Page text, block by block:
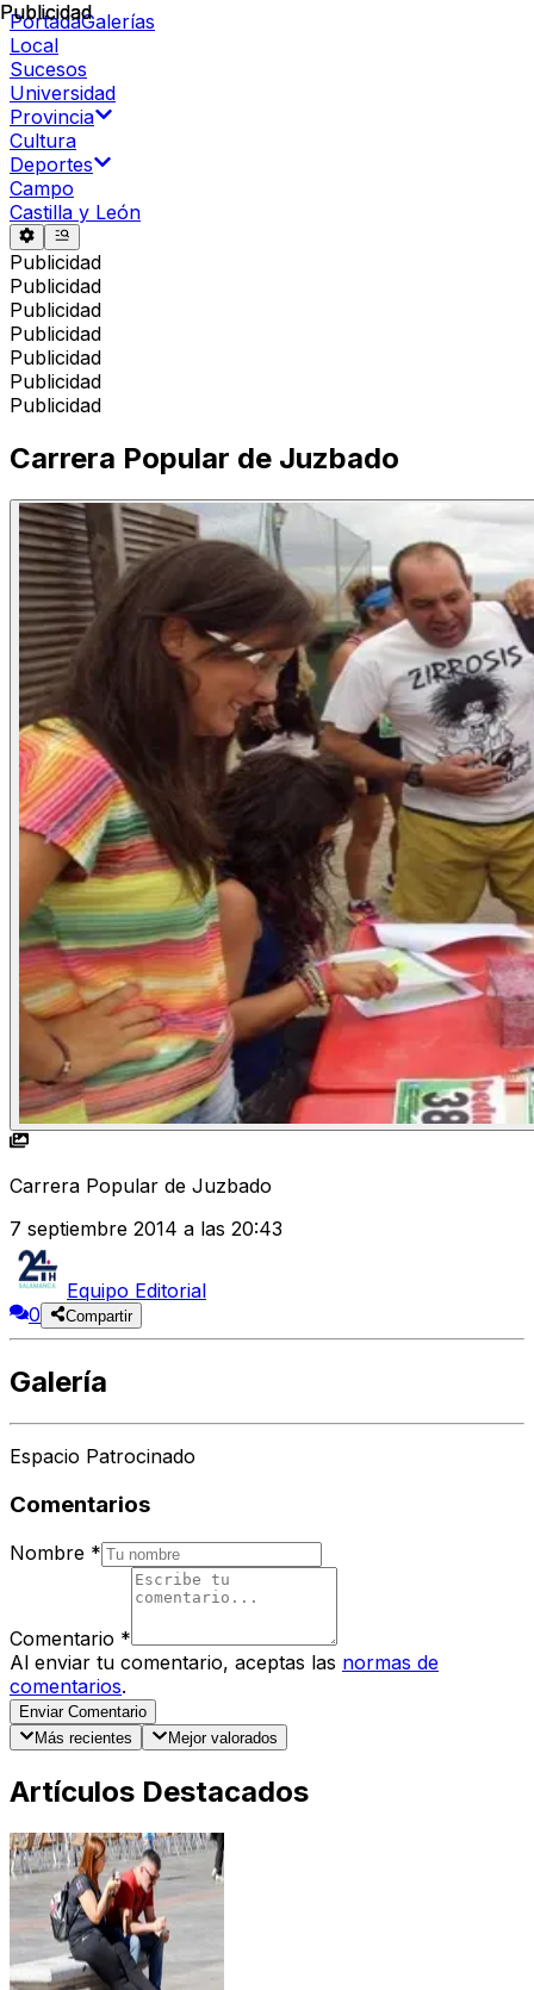
PortadaGalerías
Local
Sucesos
Universidad
Provincia
Cultura
Deportes
Campo
Castilla y León
Publicidad
Publicidad
Publicidad
Publicidad
Publicidad
Publicidad
Publicidad
Publicidad
Carrera Popular de Juzbado
Carrera Popular de Juzbado
7 septiembre 2014 a las 20:43
Equipo Editorial
0
Compartir
Galería
Espacio Patrocinado
Comentarios
Nombre *
Comentario *
Al enviar tu comentario, aceptas las normas de
comentarios.
Enviar Comentario
Más recientes
Mejor valorados
Artículos Destacados
Publicidad